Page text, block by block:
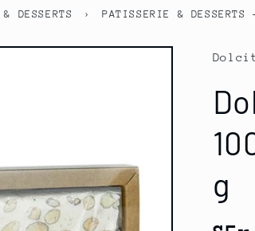
DESSERTS › PATISSERIE & DESSERTS
g